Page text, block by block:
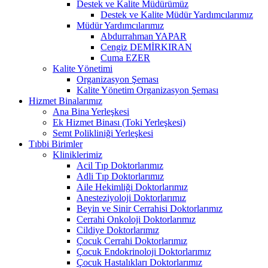
Destek ve Kalite Müdürümüz
Destek ve Kalite Müdür Yardımcılarımız
Müdür Yardımcılarımız
Abdurrahman YAPAR
Cengiz DEMİRKIRAN
Cuma EZER
Kalite Yönetimi
Organizasyon Şeması
Kalite Yönetim Organizasyon Şeması
Hizmet Binalarımız
Ana Bina Yerleşkesi
Ek Hizmet Binası (Toki Yerleşkesi)
Semt Polikliniği Yerleşkesi
Tıbbi Birimler
Kliniklerimiz
Acil Tıp Doktorlarımız
Adli Tıp Doktorlarımız
Aile Hekimliği Doktorlarımız
Anesteziyoloji Doktorlarımız
Beyin ve Sinir Cerrahisi Doktorlarımız
Cerrahi Onkoloji Doktorlarımız
Cildiye Doktorlarımız
Çocuk Cerrahi Doktorlarımız
Çocuk Endokrinoloji Doktorlarımız
Çocuk Hastalıkları Doktorlarımız